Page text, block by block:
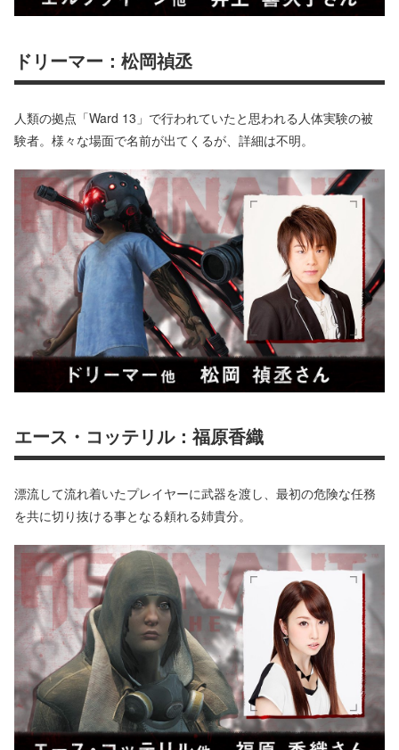
ドリーマー：松岡禎丞
人類の拠点「Ward 13」で行われていたと思われる人体実験の被
験者。様々な場面で名前が出てくるが、詳細は不明。
エース・コッテリル：福原香織
漂流して流れ着いたプレイヤーに武器を渡し、最初の危険な任務
を共に切り抜ける事となる頼れる姉貴分。